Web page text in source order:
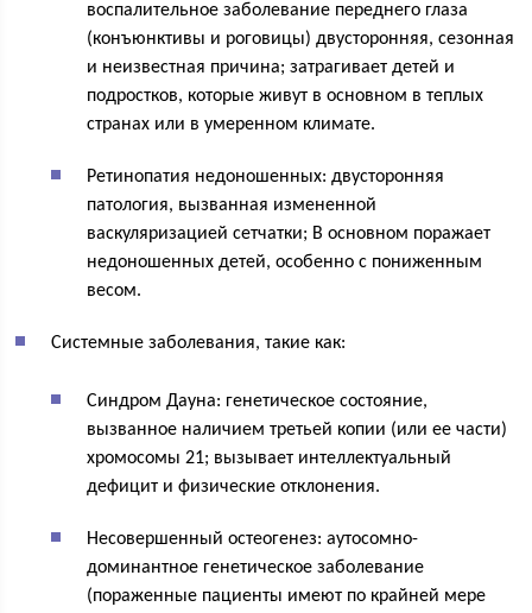
воспалительное заболевание переднего глаза
(конъюнктивы и роговицы) двусторонняя, сезонная
и неизвестная причина; затрагивает детей и
подростков, которые живут в основном в теплых
странах или в умеренном климате.
Ретинопатия недоношенных: двусторонняя
патология, вызванная измененной
васкуляризацией сетчатки; В основном поражает
недоношенных детей, особенно с пониженным
весом.
Системные заболевания, такие как:
Синдром Дауна: генетическое состояние,
вызванное наличием третьей копии (или ее части)
хромосомы 21; вызывает интеллектуальный
дефицит и физические отклонения.
Несовершенный остеогенез: аутосомно-
доминантное генетическое заболевание
(пораженные пациенты имеют по крайней мере